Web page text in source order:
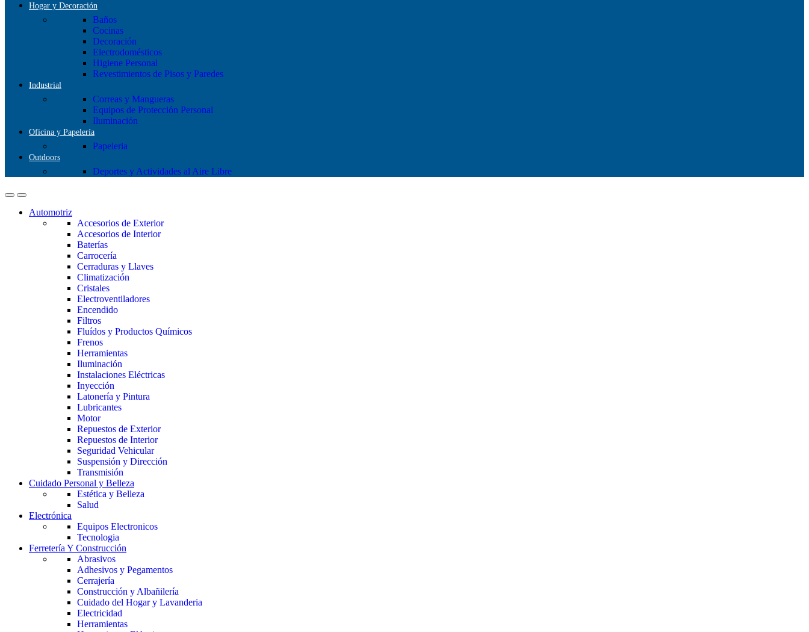
Hogar y Decoración
Baños
Cocinas
Decoración
Electrodomésticos
Higiene Personal
Revestimientos de Pisos y Paredes
Industrial
Correas y Mangueras
Equipos de Protección Personal
Iluminación
Oficina y Papelería
Papeleria
Outdoors
Deportes y Actividades al Aire Libre
Automotriz
Accesorios de Exterior
Accesorios de Interior
Baterías
Carrocería
Cerraduras y Llaves
Climatización
Cristales
Electroventiladores
Encendido
Filtros
Fluídos y Productos Químicos
Frenos
Herramientas
Iluminación
Instalaciones Eléctricas
Inyección
Latonería y Pintura
Lubricantes
Motor
Repuestos de Exterior
Repuestos de Interior
Seguridad Vehicular
Suspensión y Dirección
Transmisión
Cuidado Personal y Belleza
Estética y Belleza
Salud
Electrónica
Equipos Electronicos
Tecnologia
Ferretería Y Construcción
Abrasivos
Adhesivos y Pegamentos
Cerrajería
Construcción y Albañilería
Cuidado del Hogar y Lavanderia
Electricidad
Herramientas